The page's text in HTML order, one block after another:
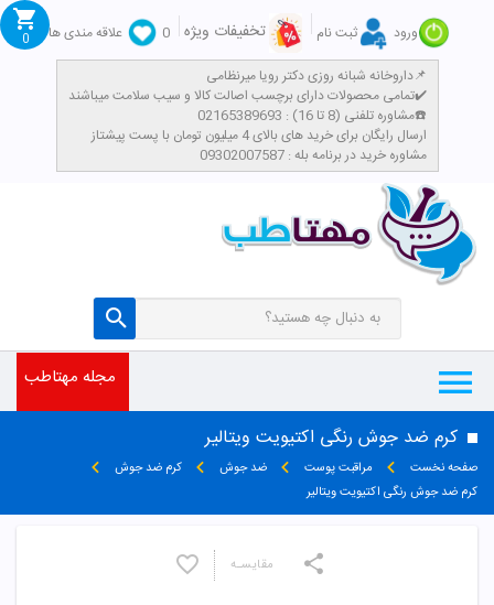
ورود ثبت نام تخفیفات ویژه 0
علاقه مندی ها
داروخانه شبانه روزی دکتر رویا میرنظامی📌
تمامی محصولات دارای برچسب اصالت کالا و سیب سلامت میباشند✔️
مشاوره تلفنی (8 تا 16) : 02165389693☎️
​ارسال رایگان برای خرید های بالای 4 میلیون تومان با پست پیشتاز
مشاوره خرید در برنامه بله : 09302007587
0
مجله مهتاطب
کرم ضد جوش رنگی اکتیویت ویتالیر
صفحه نخست مراقبت پوست ضد جوش
کرم ضد جوش
کرم ضد جوش رنگی اکتیویت ویتالیر
مقایسـه